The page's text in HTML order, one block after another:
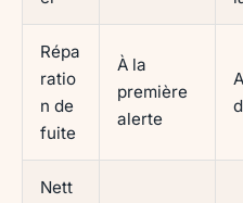
Répa
ratio
n de
fuite
À la
première
alerte
Nett